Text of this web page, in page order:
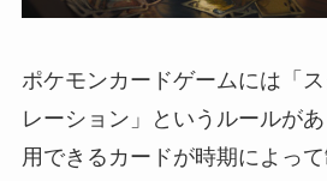
ポケモンカードゲームには「
レーション」というルールが
用できるカードが時期によっ